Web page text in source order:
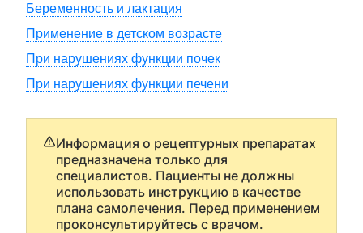
Беременность и лактация
Применение в детском возрасте
При нарушениях функции почек
При нарушениях функции печени
Информация о рецептурных препаратах
предназначена только для
специалистов. Пациенты не должны
использовать инструкцию в качестве
плана самолечения. Перед применением
проконсультируйтесь с врачом.